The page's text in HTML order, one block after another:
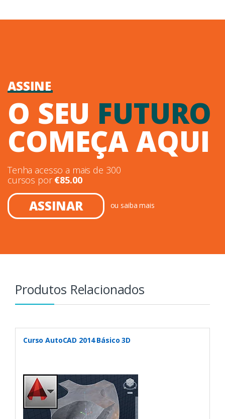
ASSINE
O SEU FUTURO
COMEÇA AQUI
Tenha acesso a mais de 300
cursos por€85.00
ASSINAR ou saiba mais
Produtos Relacionados
Curso AutoCAD 2014 Básico 3D